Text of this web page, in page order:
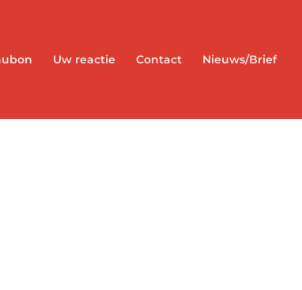
Uw reactie Contact Nieuws/Brief